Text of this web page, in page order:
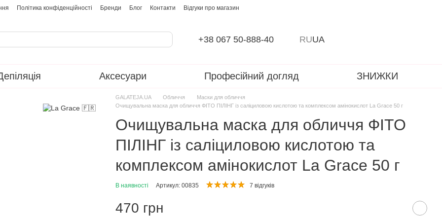
Політика конфіденційності Бренди Блог Контакти Відгуки про магазин
+38 067 50-888-40 RUUA
Аксесуари Професійний догляд ЗНИЖКИ
GALATEJA.UA Обличчя
Маски для обличчя
Очищувальна маска для обличчя ФІТО ПІЛІНГ із саліциловою кислотою та комплексом амінокислот La Grace 50 г
Очищувальна маска для обличчя ФІТО
ПІЛІНГ із саліциловою кислотою та
комплексом амінокислот La Grace 50 г
В наявності Артикул: 00835 7 відгуків
470 грн